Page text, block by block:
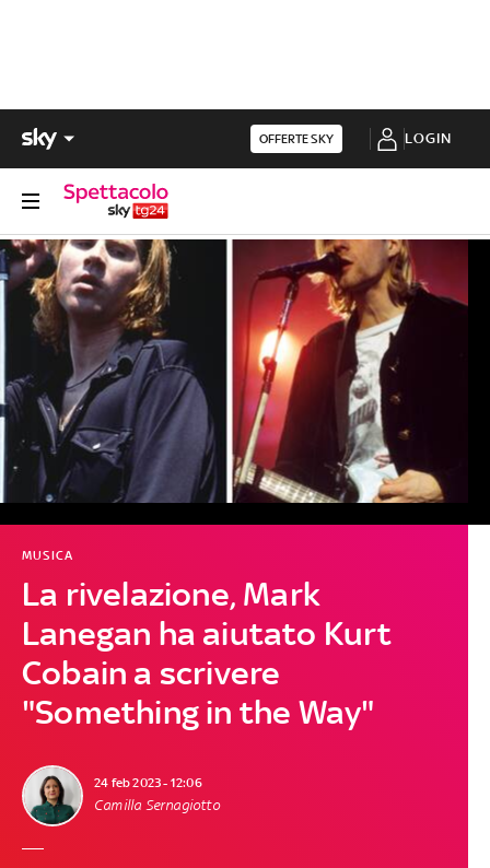
OFFERTE SKY LOGIN
La rivelazione, Mark
Lanegan ha aiutato Kurt
Cobain a scrivere
"Something in the Way"
MUSICA
24 feb 2023 - 12:06
Camilla Sernagiotto